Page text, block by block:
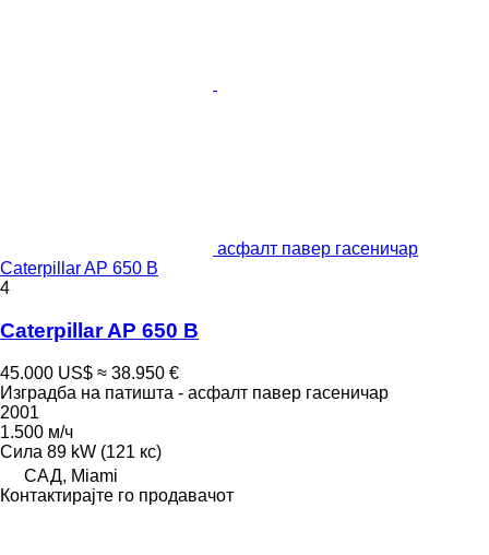
асфалт павер гасеничар
Caterpillar AP 650 B
4
Caterpillar AP 650 B
45.000 US$ ≈ 38.950 €
Изградба на патишта - асфалт павер гасеничар
2001
1.500 м/ч
Сила 89 kW (121 кс)
САД, Miami
Контактирајте го продавачот